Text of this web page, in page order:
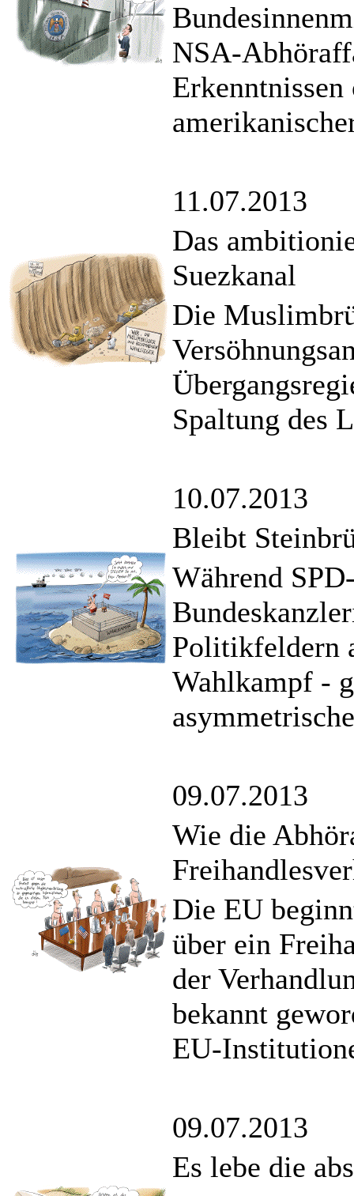
NSA-
Erkenntnissen
11.07.2013
Das
Suezkanal
Die
Spaltung des
10.07.2013
Bleibt
Während
Politikfeldern
Wahlkampf -
09.07.2013
Wie die
Die EU
über ein
der
bekannt
EU-
09.07.2013
Es lebe die